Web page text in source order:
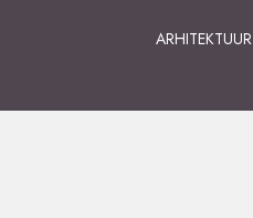
ARHITEKTUUR